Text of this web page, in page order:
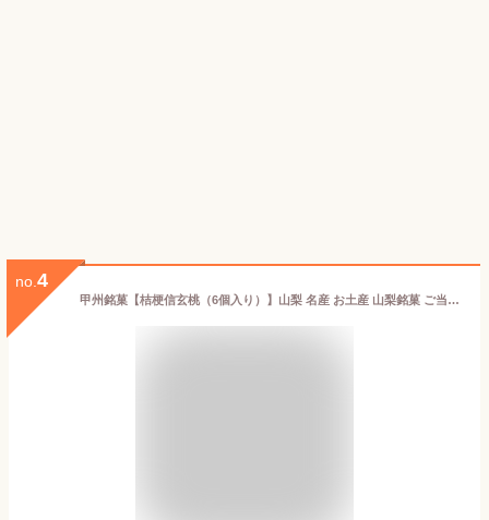
no. 4
甲州銘菓【桔梗信玄桃（6個入り）】山梨 名産 お土産 山梨銘菓 ご当地 スイーツ 和菓子 贈答 ギフト お菓子 鐘山苑 お礼 お返し 初節句 内祝い 母の日 父の日